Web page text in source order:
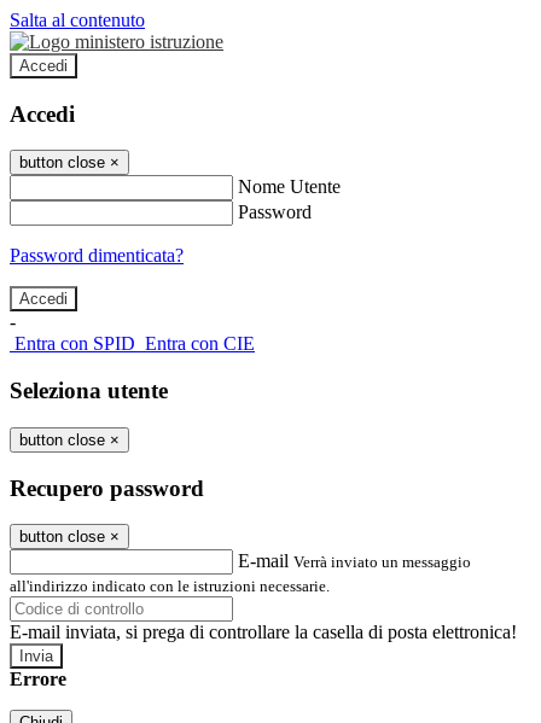
Salta al contenuto
Accedi
Accedi
button close ×
Nome Utente
Password
Password dimenticata?
-
Entra con SPID Entra con CIE
Seleziona utente
button close ×
Recupero password
button close ×
E-mail Verrà inviato un messaggio
all'indirizzo indicato con le istruzioni necessarie.
E-mail inviata, si prega di controllare la casella di posta elettronica!
Errore